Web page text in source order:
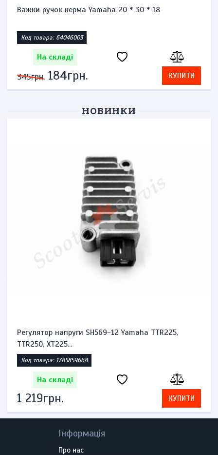
Важки ручок керма Yamaha 20 * 30 * 18
Код товара: 64046003
На складі
345грн. 184грн. КУПИТИ
НОВИНКИ
Регулятор напруги SH569-12 Yamaha TTR225,
TTR250, XT225...
Код товара: 1785859668
На складі
1 219грн. КУПИТИ
Інформація
Про нас